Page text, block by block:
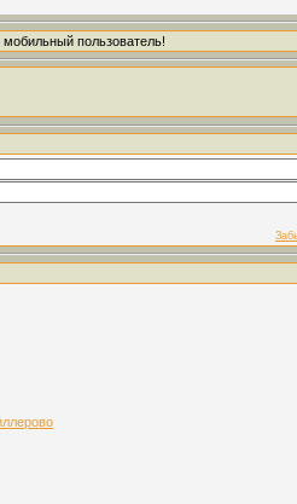
мобильный пользователь!